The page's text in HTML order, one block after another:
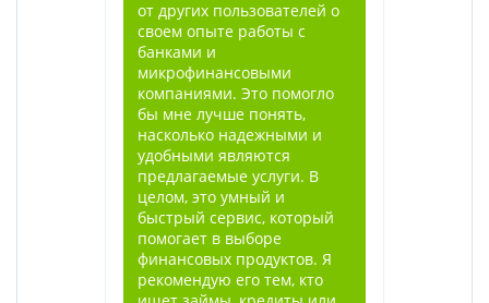
от других пользователей о
своем опыте работы с
банками и
микрофинансовыми
компаниями. Это помогло
бы мне лучше понять,
насколько надежными и
удобными являются
предлагаемые услуги. В
целом, это умный и
быстрый сервис, который
помогает в выборе
финансовых продуктов. Я
рекомендую его тем, кто